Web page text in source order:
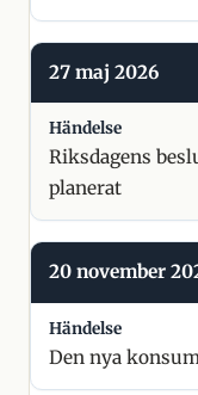
27 maj 2026
Riksdagens
planerat
20 november
Den nya